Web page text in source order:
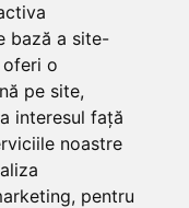
bază a site-
o
pe site,
interesul față
noastre
, pentru
1991